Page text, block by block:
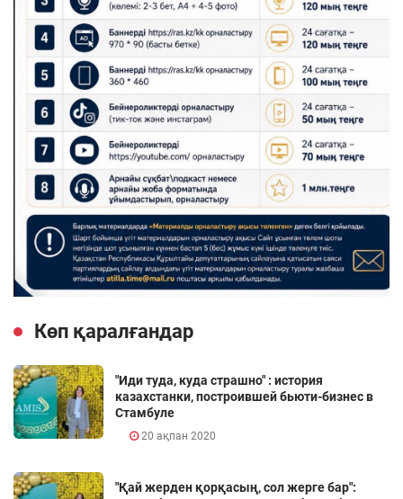
Көп қаралғандар
"Иди туда, куда страшно" : история
казахстанки, построившей бьюти-бизнес в
Стамбуле
20 ақпан 2020
"Қай жерден қорқасың, сол жерге бар":